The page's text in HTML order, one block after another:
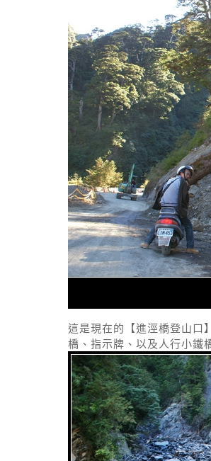
這是現在的【進涇橋登山口
橋、指示牌、以及人行小鐵